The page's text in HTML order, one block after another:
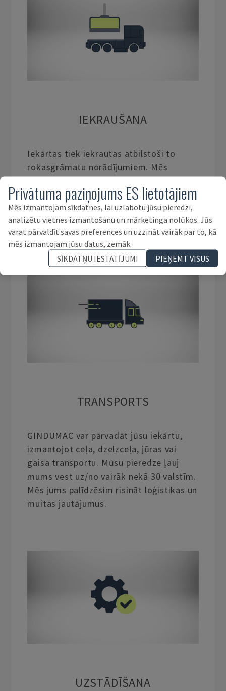
IEKRAUŠANA
Iekārtas tiek iekrautas atbilstoši to
rokasgrāmatu norādījumiem. Mēs
iekrauj iekārtas piegādes uzsākšanas
transportlīdzeklī, izmantojot celtņus un
autokrāvējus.
TRANSPORTS
GINDUMAC var pārvadāt jūsu iekārtu,
izmantojot ceļa, dzelzceļa, jūras vai
gaisa transportu. Mūsu pieredze ļauj
mums vest uz/no vairāk nekā 30 valstīm.
Mēs jums palīdzēsim risināt loģistikas un
muitas jautājumus.
UZSTĀDĪŠANA
Privātuma paziņojums ES lietotājiem
Mēs izmantojam sīkdatnes, lai uzlabotu jūsu pieredzi,
analizētu vietnes izmantošanu un mārketinga nolūkos. Jūs
varat pārvaldīt savas preferences un uzzināt vairāk par to, kā
mēs izmantojam jūsu datus, zemāk.
SĪKDATŅU IESTATĪJUMI
PIEŅEMT VISUS